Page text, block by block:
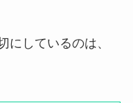
にしているのは、